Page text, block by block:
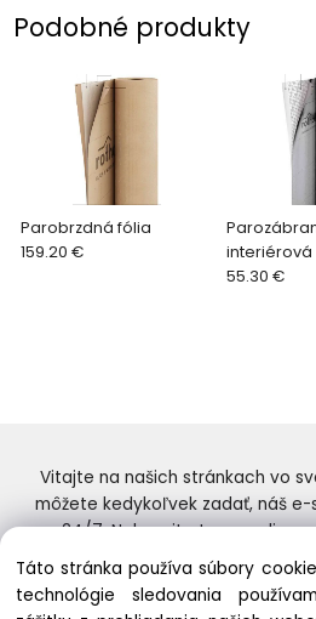
Podobné produkty
Parobrzdná fólia
159.20 €
interiérová
55.30 €
Vitajte na našich stránkach vo
môžete kedykoľvek zadať, náš e-
24/7. Nakupujte tovar online
Skvelý výber a ceny. Tiež si
prebiehajúce ponuky! Prajeme
Táto stránka používa súbory
technológie sledovania